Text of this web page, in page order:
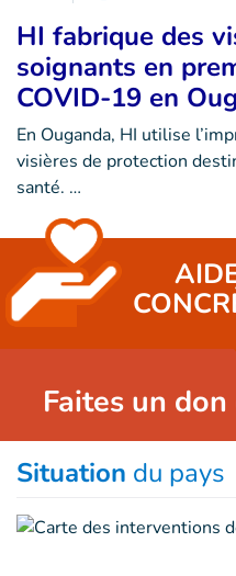
HI fabrique des
soignants en
COVID-19 en
En Ouganda, HI utilise
visières de protection
santé. …
Faites un
Situation du pays